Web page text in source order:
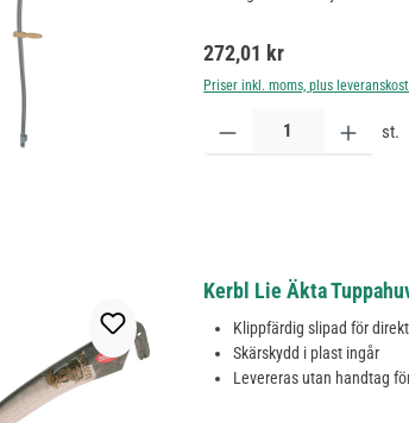
Ordinarie pris:
272,01 kr
Priser inkl. moms, plus
Produktkvantitet: Ange
st.
Kerbl Lie Äkta
Klippfärdig slipad för
Skärskydd i plast ingår
Levereras utan handtag